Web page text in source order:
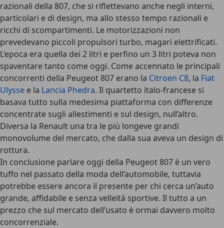
razionali della 807, che si riflettevano anche negli interni,
particolari e di design, ma allo stesso tempo razionali e
ricchi di scompartimenti. Le motorizzazioni non
prevedevano piccoli propulsori turbo, magari elettrificati.
L’epoca era quella dei 2 litri e perfino un 3 litri poteva non
spaventare tanto come oggi. Come accennato le principali
concorrenti della Peugeot 807 erano la Citroen C8, la Fiat
Ulysse e la Lancia Phedra. Il quartetto italo-francese si
basava tutto sulla medesima piattaforma con differenze
concentrate sugli allestimenti e sul design, null’altro.
Diversa la Renault una tra le più longeve grandi
monovolume del mercato, che dalla sua aveva un design di
rottura.
In conclusione parlare oggi della Peugeot 807 è un vero
tuffo nel passato della moda dell’automobile, tuttavia
potrebbe essere ancora il presente per chi cerca un’auto
grande, affidabile e senza velleità sportive. Il tutto a un
prezzo che sul mercato dell’usato è ormai davvero molto
concorrenziale.